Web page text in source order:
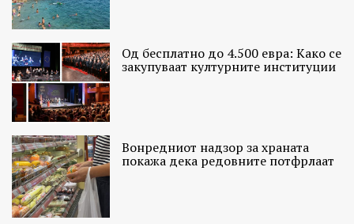
Од бесплатно до 4.500 евра: Како се
закупуваат културните институции
Вонредниот надзор за храната
покажа дека редовните потфрлаат